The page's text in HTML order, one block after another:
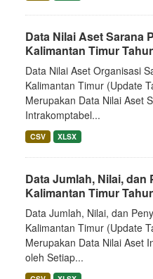
Data Nilai Aset Sarana
Kalimantan Timur
Data Nilai Aset Organisasi
Kalimantan Timur (Update
Merupakan Data Nilai Aset
Intrakomptabel...
CSV XLSX
Data Jumlah, Nilai,
Kalimantan Timur
Data Jumlah, Nilai, dan
Kalimantan Timur (Update
Merupakan Data Nilai Aset
oleh Setiap...